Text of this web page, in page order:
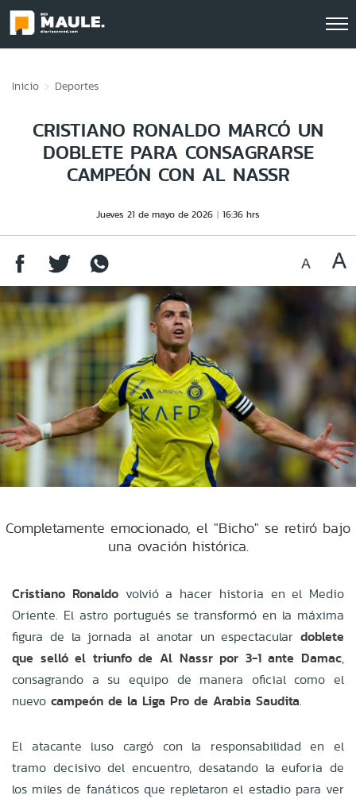
Inicio Deportes
CRISTIANO RONALDO MARCÓ UN
DOBLETE PARA CONSAGRARSE
CAMPEÓN CON AL NASSR
Jueves 21 de mayo de 2026 16:36 hrs
Completamente emocionado, el "Bicho" se retiró bajo
una ovación histórica.
Cristiano Ronaldovolvió a hacer historia en el Medio
Oriente. El astro portugués se transformó en la máxima
figura de la jornada al anotar un espectacular doblete
que selló el triunfo de Al Nassr por 3-1 ante Damac,
consagrando a su equipo de manera oficial como el
nuevo campeón de la Liga Pro de Arabia Saudita.
El atacante luso cargó con la responsabilidad en el
tramo decisivo del encuentro, desatando la euforia de
los miles de fanáticos que repletaron el estadio para ver